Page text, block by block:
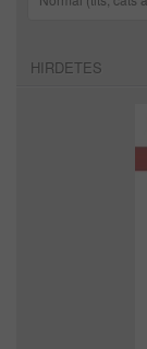
HIRDETES